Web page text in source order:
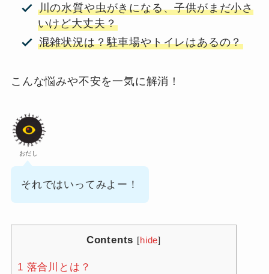
川の水質や虫がきになる、子供がまだ小さ
いけど大丈夫？
混雑状況は？駐車場やトイレはあるの？
こんな悩みや不安を一気に解消！
おだし
それではいってみよー！
Contents [hide]
1 落合川とは？